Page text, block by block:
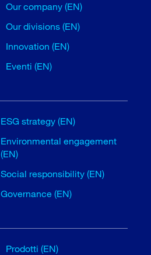
Our company (EN)
Our divisions (EN)
Innovation (EN)
Eventi (EN)
ESG strategy (EN)
Environmental engagement
(EN)
Social responsibility (EN)
Governance (EN)
Prodotti (EN)